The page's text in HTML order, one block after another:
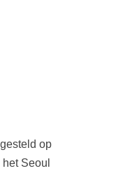
op
Seoul